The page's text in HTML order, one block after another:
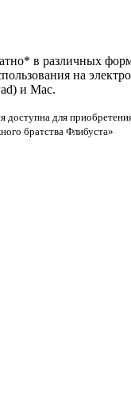
в различных
на
и Mac.
для
братства Флибуста»